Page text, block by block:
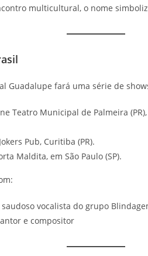
multicultural, o nome
Guadalupe fará uma série de
Teatro Municipal de Palmeira
Pub, Curitiba (PR).
Maldita, em São Paulo (SP).
vocalista do grupo
e compositor